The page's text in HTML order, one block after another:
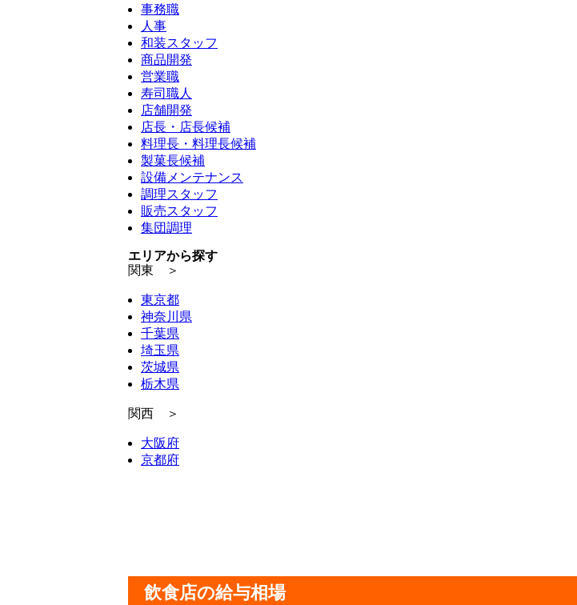
事務職
人事
和装スタッフ
商品開発
営業職
寿司職人
店舗開発
店長・店長候補
料理長・料理長候補
製菓長候補
設備メンテナンス
調理スタッフ
販売スタッフ
集団調理
エリアから探す
関東 ＞
東京都
神奈川県
千葉県
埼玉県
茨城県
栃木県
関西 ＞
大阪府
京都府
飲食店の給与相場